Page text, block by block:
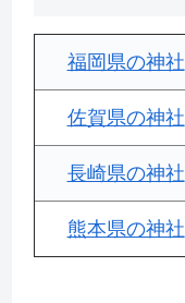
福岡県の神社
佐賀県の神社
長崎県の神社
熊本県の神社